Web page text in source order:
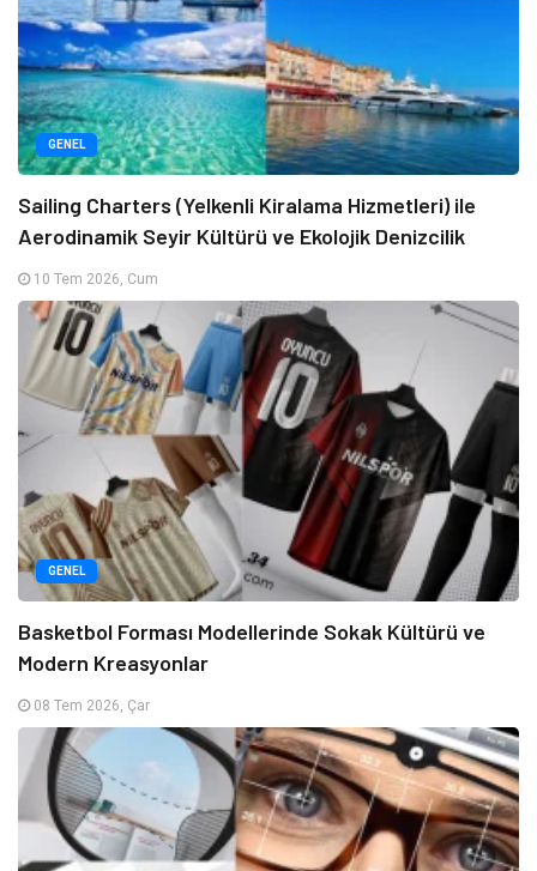
GENEL
Sailing Charters (Yelkenli Kiralama Hizmetleri) ile
Aerodinamik Seyir Kültürü ve Ekolojik Denizcilik
10 Tem 2026, Cum
GENEL
Basketbol Forması Modellerinde Sokak Kültürü ve
Modern Kreasyonlar
08 Tem 2026, Çar